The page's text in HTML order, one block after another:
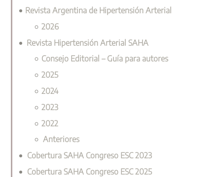
Revista Argentina de Hipertensión Arterial
2026
Revista Hipertensión Arterial SAHA
Consejo Editorial – Guía para autores
2025
2024
2023
2022
Anteriores
Cobertura SAHA Congreso ESC 2023
Cobertura SAHA Congreso ESC 2025